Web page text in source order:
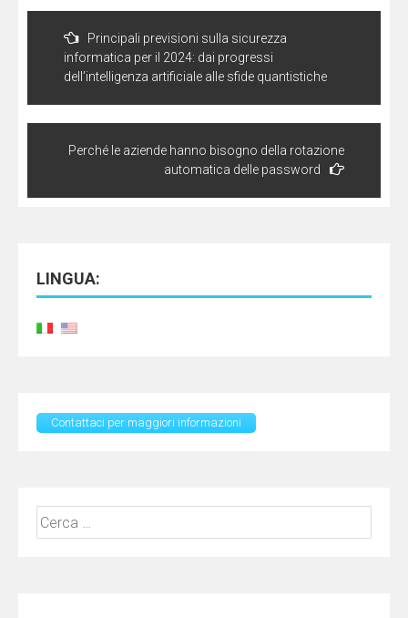
Navigazione
articoli
Principali previsioni sulla sicurezza
informatica per il 2024: dai progressi
dell’intelligenza artificiale alle sfide quantistiche
Perché le aziende hanno bisogno della rotazione
automatica delle password
LINGUA:
Contattaci per maggiori informazioni
Ricerca
per: